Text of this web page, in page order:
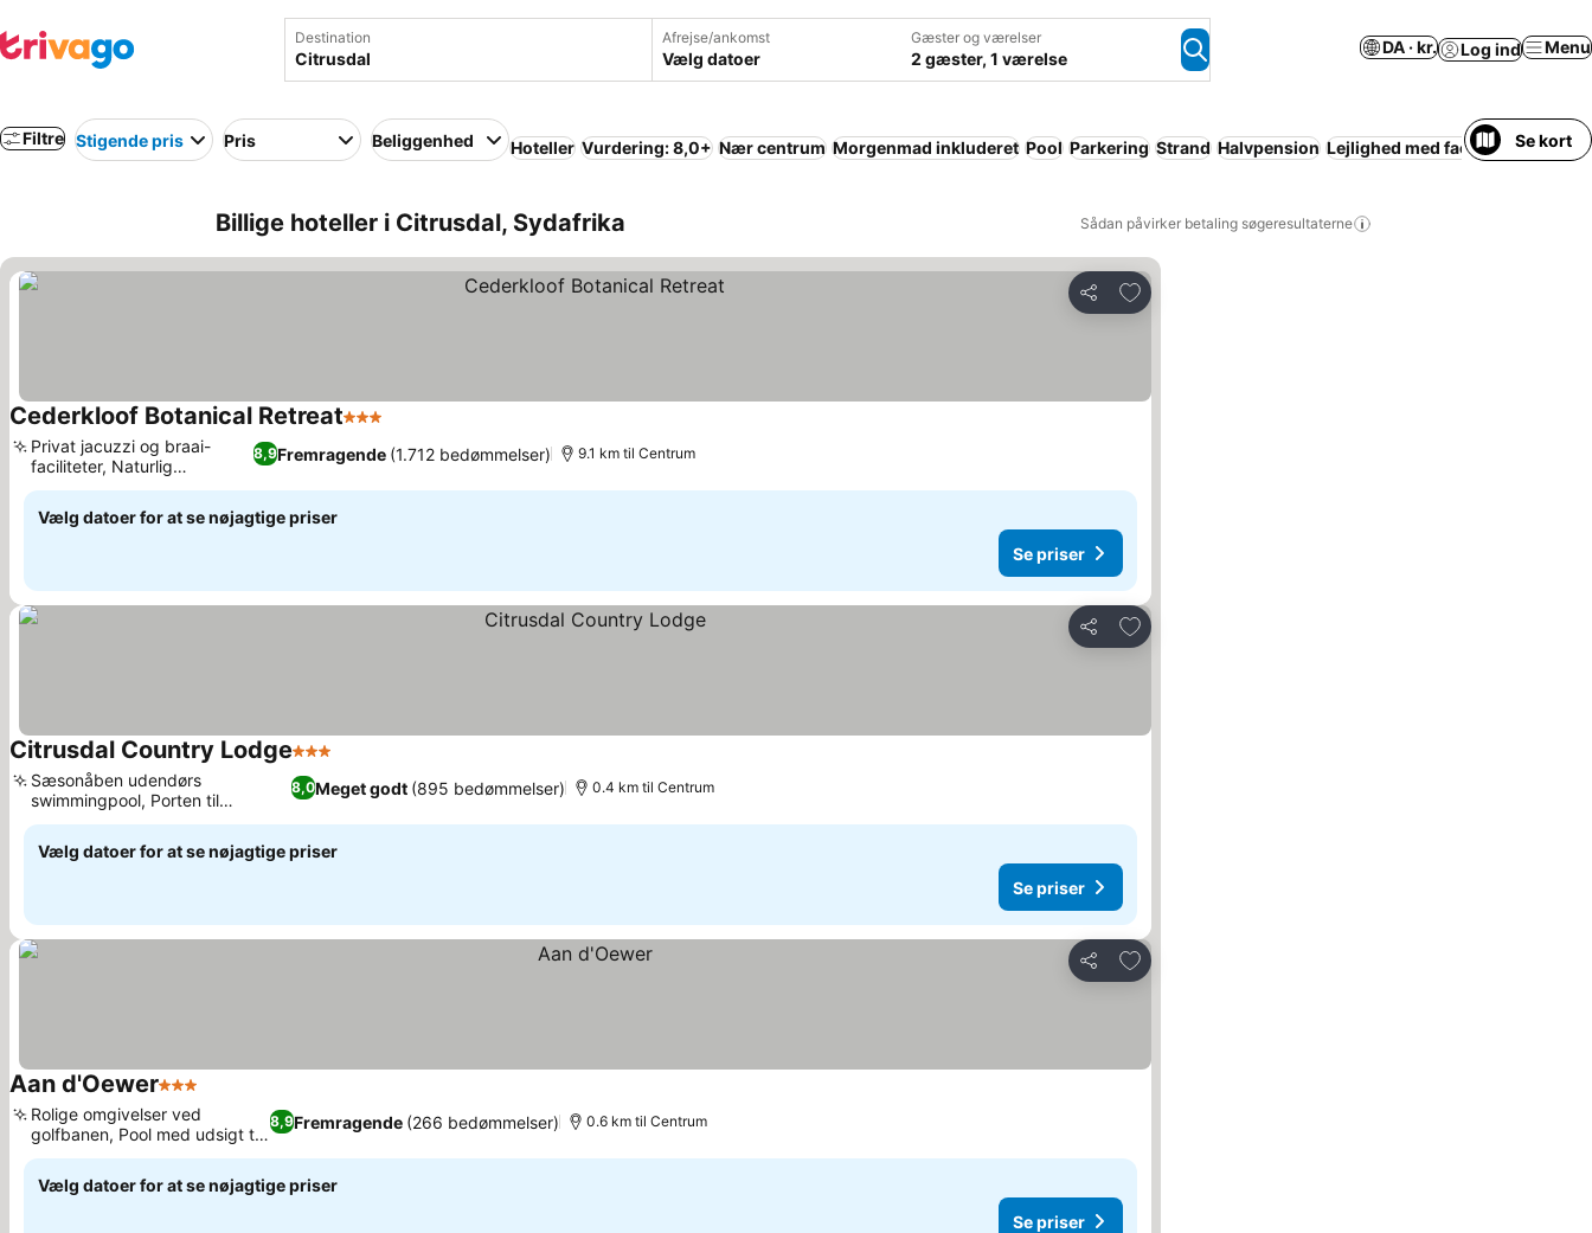
Destination Afrejse/ankomst
Vælg datoer
Gæster og værelser
2 gæster, 1 værelse
DA · kr. Log ind Menu
Filtre Stigende pris Pris Beliggenhed Hoteller Vurdering: 8,0+ Nær centrum Morgenmad inkluderet Pool Parkering Strand Halvpension Lejlighed med faciliteter Gratis
Se kort
Billige hoteller i Citrusdal, Sydafrika Sådan påvirker betaling søgeresultaterne
Del
Føj til favoritter
Cederkloof Botanical Retreat3 Stjerner
8,9Fremragende (1.712 bedømmelser)
Privat jacuzzi og braai-
faciliteter, Naturlig
kildevandspool
9.1 km til Centrum
Vælg datoer for at se nøjagtige priser
Se priser
Del
Føj til favoritter
Citrusdal Country Lodge3 Stjerner
8,0Meget godt (895 bedømmelser)
Sæsonåben udendørs
swimmingpool, Porten til
Cederberg-bjergene
0.4 km til Centrum
Vælg datoer for at se nøjagtige priser
Se priser
Del
Føj til favoritter
Aan d'Oewer3 Stjerner
8,9Fremragende (266 bedømmelser)
Rolige omgivelser ved
golfbanen, Pool med udsigt til
bjergene
0.6 km til Centrum
Vælg datoer for at se nøjagtige priser
Se priser